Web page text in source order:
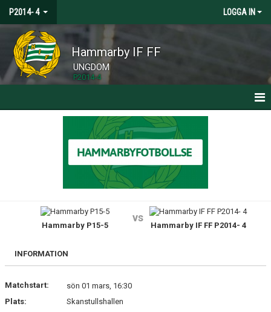
P2014- 4 LOGGA IN
Hammarby IF FF
UNGDOM
P2014-4
BILDGALLERI
KONTAKT
Hammarby P15-5
vs
Hammarby IF FF P2014- 4
INFORMATION
Matchstart:
sön 01 mars, 16:30
Plats:
Skanstullshallen